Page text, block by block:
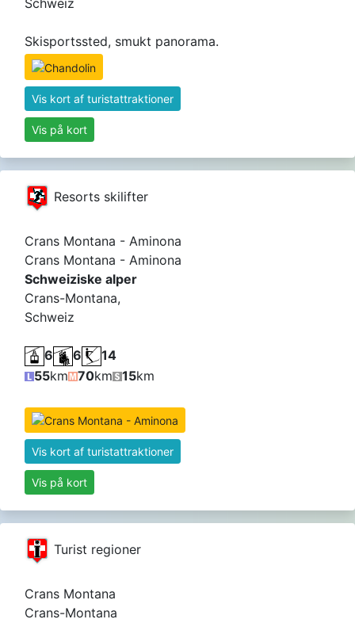
Skisportssted, smukt panorama.
Vis kort af turistattraktioner
Vis på kort
Resorts skilifter
Crans Montana - Aminona
Crans Montana - Aminona
Schweiziske alper
Crans-Montana,
Schweiz
6 6
14
55km 70km 15km
Vis kort af turistattraktioner
Vis på kort
Turist regioner
Crans Montana
Crans-Montana